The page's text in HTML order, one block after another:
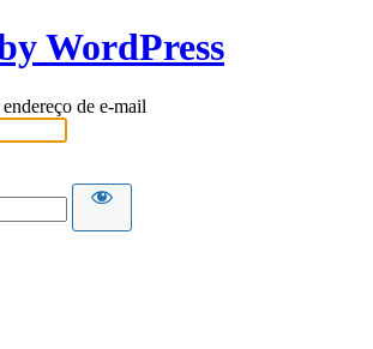
WordPress
de e-mail